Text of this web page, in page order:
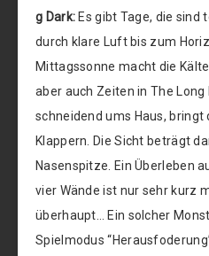
g Dark: Es gibt Tage, die sind
durch klare Luft bis zum
Mittagssonne macht die
aber auch Zeiten in The Long
schneidend ums Haus, bringt
Klappern. Die Sicht beträgt
Nasenspitze. Ein Überleben
vier Wände ist nur sehr kurz
überhaupt… Ein solcher
Spielmodus